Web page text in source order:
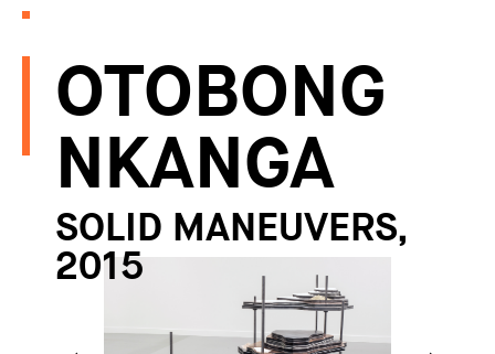
OTOBONG
NKANGA
SOLID MANEUVERS,
2015